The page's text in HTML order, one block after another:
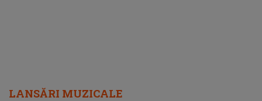
LANSĂRI MUZICALE